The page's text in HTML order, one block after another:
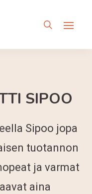
SIPOO
Sipoo jopa
tuotannon
ja varmat
aina